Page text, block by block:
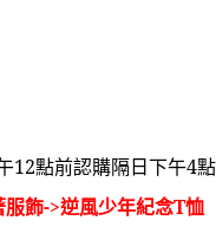
12點前認購隔日下午4
飾->逆風少年紀念T恤